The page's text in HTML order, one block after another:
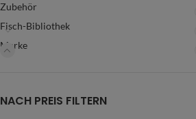
Zubehör
Fisch-Bibliothek
Marke
NACH PREIS FILTERN